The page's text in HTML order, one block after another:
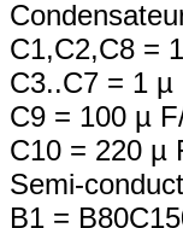
C1,C2,C8 =
C3..C7 = 1 µ
C9 = 100 µ
C10 = 220 µ
Semi-
B1 =